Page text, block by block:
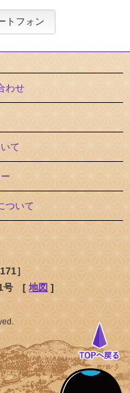
トフォン
わせ
て
ついて
］
1号 [ 地図 ]